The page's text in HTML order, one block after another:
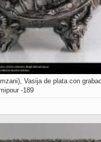
Vasija de plata con
-189